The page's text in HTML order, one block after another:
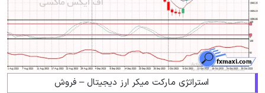
استراتژی مارکت میکر ارز دیجیتال – فروش